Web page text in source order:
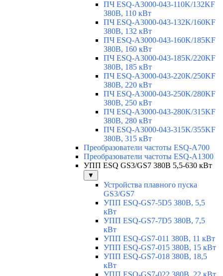
ПЧ ESQ-A3000-043-110K/132KF
380В, 110 кВт
ПЧ ESQ-A3000-043-132K/160KF
380В, 132 кВт
ПЧ ESQ-A3000-043-160K/185KF
380В, 160 кВт
ПЧ ESQ-A3000-043-185K/220KF
380В, 185 кВт
ПЧ ESQ-A3000-043-220K/250KF
380В, 220 кВт
ПЧ ESQ-A3000-043-250K/280KF
380В, 250 кВт
ПЧ ESQ-A3000-043-280K/315KF
380В, 280 кВт
ПЧ ESQ-A3000-043-315K/355KF
380В, 315 кВт
Преобразователи частоты ESQ-A700
Преобразователи частоты ESQ-A1300
УПП ESQ GS3/GS7 380В 5,5-630 кВт
▼
Устройства плавного пуска
GS3/GS7
УПП ESQ-GS7-5D5 380В, 5,5
кВт
УПП ESQ-GS7-7D5 380В, 7,5
кВт
УПП ESQ-GS7-011 380В, 11 кВт
УПП ESQ-GS7-015 380В, 15 кВт
УПП ESQ-GS7-018 380В, 18,5
кВт